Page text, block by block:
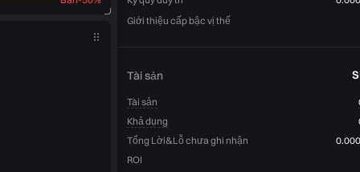
Giới thiệu cấp bậc vị thế
Tài sản
Tài sản
Khả dụng
Tổng Lời&Lỗ chưa ghi nhận
ROI